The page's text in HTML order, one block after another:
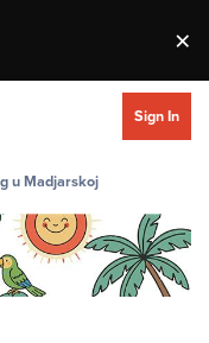
×
Sign In
u Madjarskoj